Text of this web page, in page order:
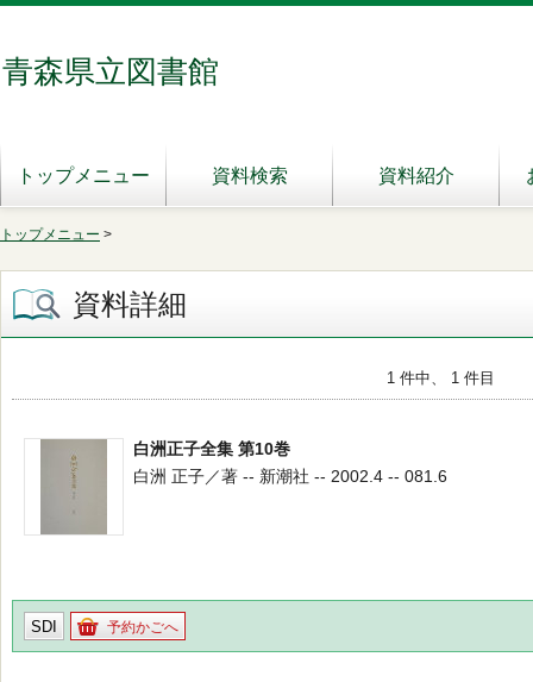
青森県立図書館
トップメニュー 資料検索 資料紹介
トップメニュー >
資料詳細
1 件中、 1 件目
白洲正子全集 第10巻
白洲 正子／著 -- 新潮社 -- 2002.4 -- 081.6
SDI 予約かごへ